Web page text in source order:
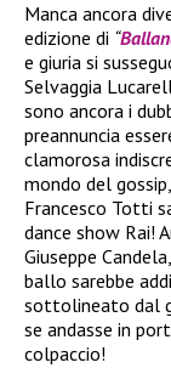
Manca ancora
edizione di “
e giuria si
Selvaggia
sono ancora i
preannuncia
clamorosa
mondo del
Francesco Totti
dance show Rai!
Giuseppe
ballo sarebbe
sottolineato dal
se andasse in
colpaccio!